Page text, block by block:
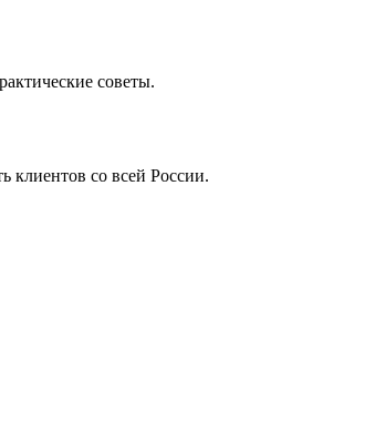
советы.
клиентов со всей России.